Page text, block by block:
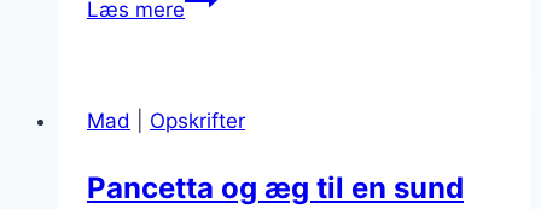
Læs mere
opskrift
Mad Opskrifter
Pancetta og æg til en sund